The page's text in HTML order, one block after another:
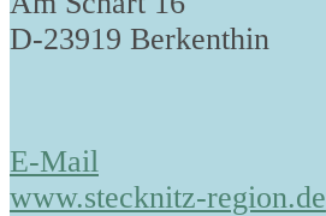
D-23919 Berkenthin
E-Mail
www.stecknitz-region.de